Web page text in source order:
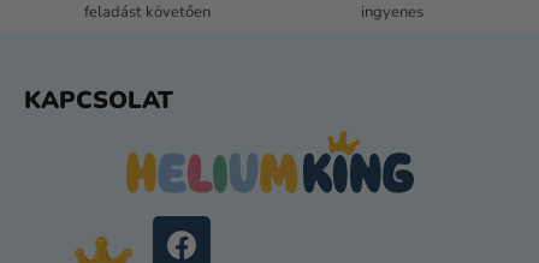
feladást követően
ingyenes
KAPCSOLAT